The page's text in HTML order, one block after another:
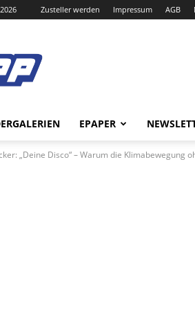
Zusteller werden Impressum AGB
EPAPER
„Deine Disco“ – Warum die Klimabewegung